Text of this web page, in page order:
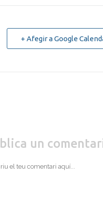
+ Afegir a Google
un